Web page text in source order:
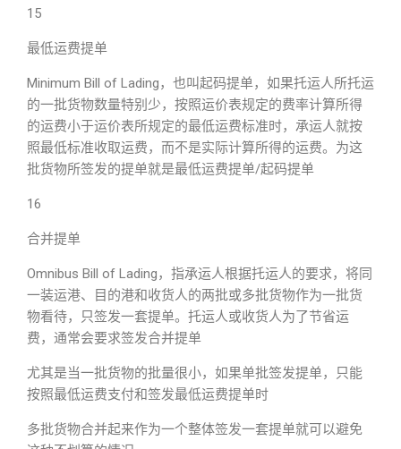
15
最低运费提单
Minimum Bill of Lading，也叫起码提单，如果托运人所托运
的一批货物数量特别少，按照运价表规定的费率计算所得
的运费小于运价表所规定的最低运费标准时，承运人就按
照最低标准收取运费，而不是实际计算所得的运费。为这
批货物所签发的提单就是最低运费提单/起码提单
16
合并提单
Omnibus Bill of Lading，指承运人根据托运人的要求，将同
一装运港、目的港和收货人的两批或多批货物作为一批货
物看待，只签发一套提单。托运人或收货人为了节省运
费，通常会要求签发合并提单
尤其是当一批货物的批量很小，如果单批签发提单，只能
按照最低运费支付和签发最低运费提单时
多批货物合并起来作为一个整体签发一套提单就可以避免